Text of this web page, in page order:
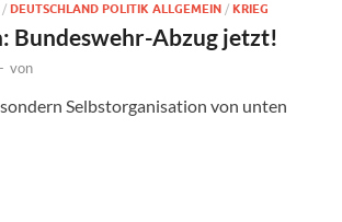
/ DEUTSCHLAND POLITIK ALLGEMEIN / KRIEG
Bundeswehr-Abzug jetzt!
- von
Selbstorganisation von unten